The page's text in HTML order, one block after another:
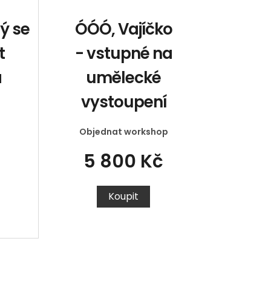
se
ÓÓÓ, Vajíčko
- vstupné na
umělecké
vystoupení
Objednat workshop
5 800 Kč
Koupit